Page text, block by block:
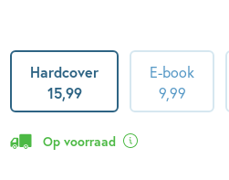
Hardcover
15,99
E-book
9,99
Op voorraad